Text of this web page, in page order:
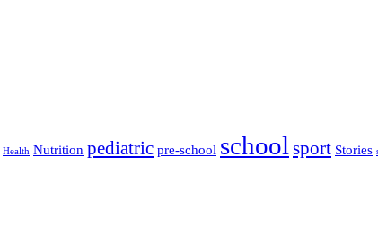
Health Nutrition pediatric pre-school school sport Stories